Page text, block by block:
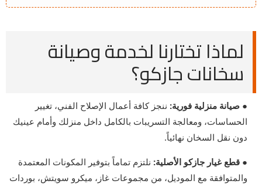
لماذا تختارنا لخدمة وصيانة
سخانات جازكو؟
● صيانة منزلية فورية: ننجز كافة أعمال الإصلاح الفني، تغيير
الحساسات، ومعالجة التسريبات بالكامل داخل منزلك وأمام عينيك
دون نقل السخان نهائياً.
● قطع غيار جازكو الأصلية: نلتزم تماماً بتوفير المكونات المعتمدة
والمتوافقة مع الموديل، من مجموعات غاز، ميكرو سويتش، بوردات